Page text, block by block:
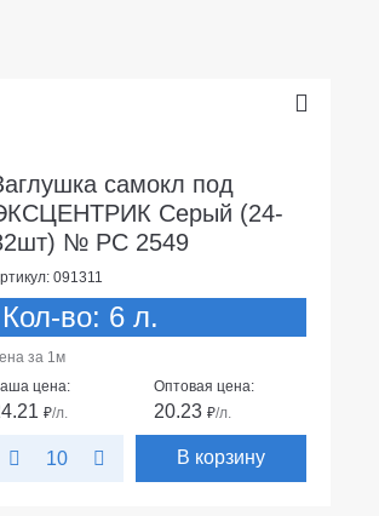
самокл под
Серый (24-
№ РС 2549
091311
Кол-во: 6 л.
за 1м
цена:
₽/л.
Оптовая цена:
20.23₽/л.
10 В корзину